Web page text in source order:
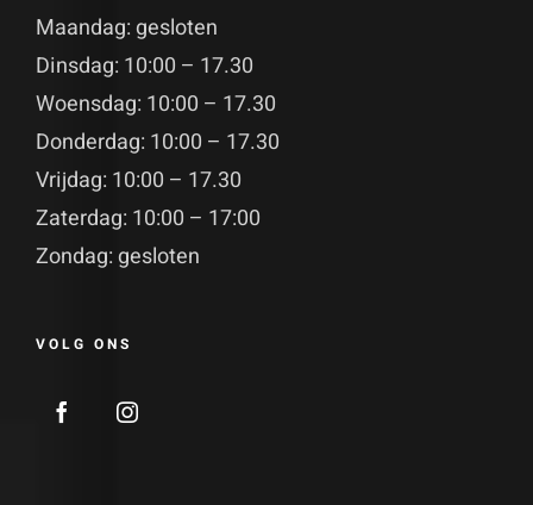
Maandag: gesloten
Dinsdag: 10:00 – 17.30
Woensdag: 10:00 – 17.30
Donderdag: 10:00 – 17.30
Vrijdag: 10:00 – 17.30
Zaterdag: 10:00 – 17:00
Zondag: gesloten
VOLG ONS